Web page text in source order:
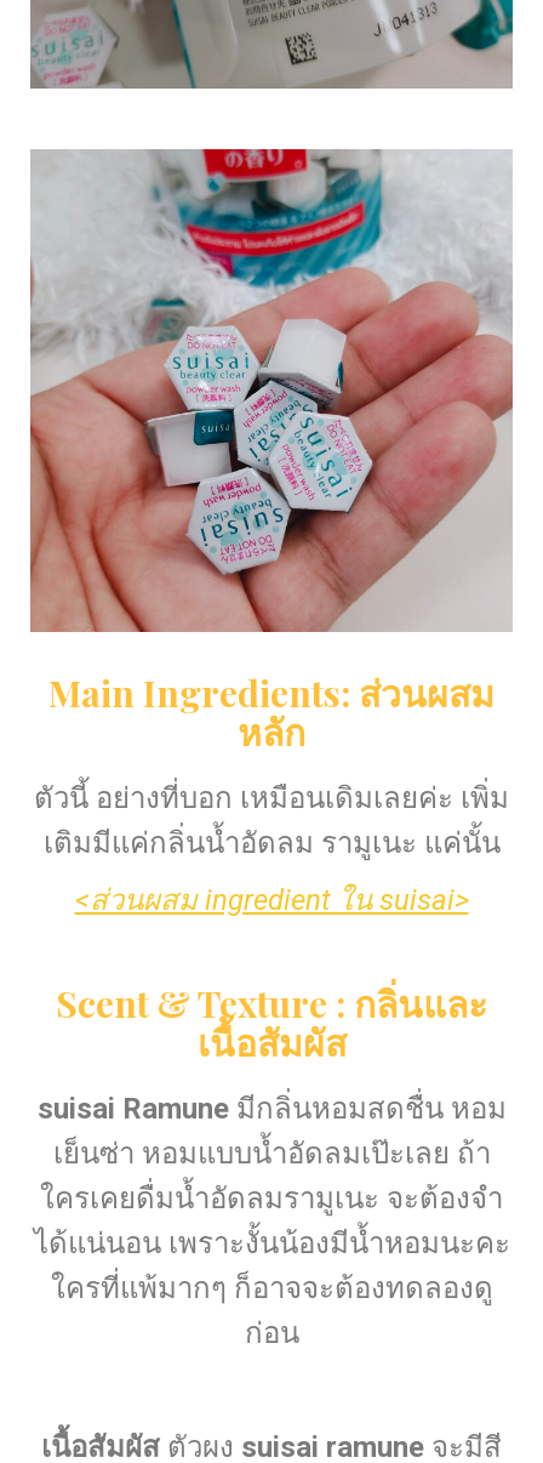
Main Ingredients: ส่วนผสม
หลัก
ตัวนี้ อย่างที่บอก เหมือนเดิมเลยค่ะ เพิ่ม
เติมมีแค่กลิ่นน้ำอัดลม รามูเนะ แค่นั้น
<ส่วนผสม ingredient ใน suisai>
Scent& Texture : กลิ่นและ
เนื้อสัมผัส
suisai Ramune มีกลิ่นหอมสดชื่น หอม
เย็นซ่า หอมแบบน้ำอัดลมเป๊ะเลย ถ้า
ใครเคยดื่มน้ำอัดลมรามูเนะ จะต้องจำ
ได้แน่นอน เพราะงั้นน้องมีน้ำหอมนะคะ
ใครที่แพ้มากๆ ก็อาจจะต้องทดลองดู
ก่อน
เนื้อสัมผัส ตัวผง suisai ramune จะมีสี